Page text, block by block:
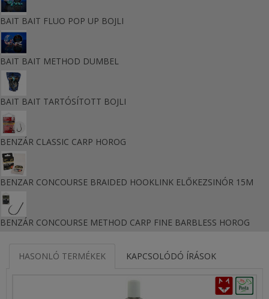
BAIT BAIT FLUO POP UP BOJLI
BAIT BAIT METHOD DUMBEL
BAIT BAIT TARTÓSÍTOTT BOJLI
BENZÁR CLASSIC CARP HOROG
BENZAR CONCOURSE BRAIDED HOOKLINK ELŐKEZSINÓR 15M
BENZÁR CONCOURSE METHOD CARP FINE BARBLESS HOROG
HASONLÓ TERMÉKEK KAPCSOLÓDÓ ÍRÁSOK